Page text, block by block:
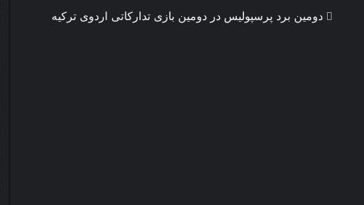
دومین برد پرسپولیس در دومین بازی تدارکاتی اردوی ترکیه